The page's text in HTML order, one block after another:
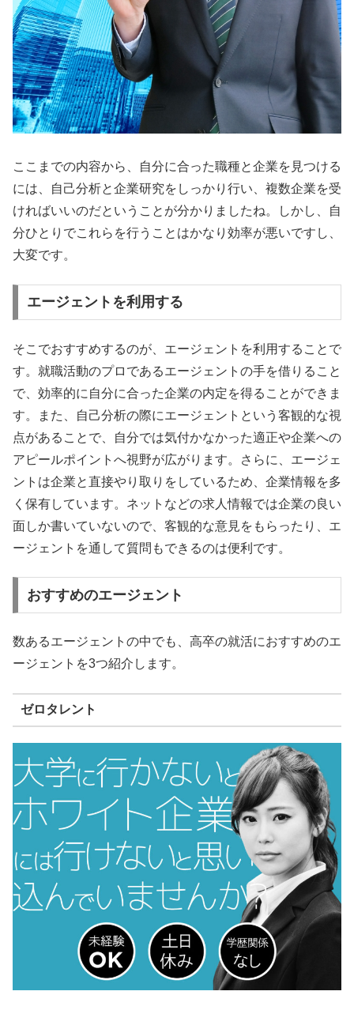
ここまでの内容から、自分に合った職種と企業を見つける
には、自己分析と企業研究をしっかり行い、複数企業を受
ければいいのだということが分かりましたね。しかし、自
分ひとりでこれらを行うことはかなり効率が悪いですし、
大変です。
エージェントを利用する
そこでおすすめするのが、エージェントを利用することで
す。就職活動のプロであるエージェントの手を借りること
で、効率的に自分に合った企業の内定を得ることができま
す。また、自己分析の際にエージェントという客観的な視
点があることで、自分では気付かなかった適正や企業への
アピールポイントへ視野が広がります。さらに、エージェ
ントは企業と直接やり取りをしているため、企業情報を多
く保有しています。ネットなどの求人情報では企業の良い
面しか書いていないので、客観的な意見をもらったり、エ
ージェントを通して質問もできるのは便利です。
おすすめのエージェント
数あるエージェントの中でも、高卒の就活におすすめのエ
ージェントを3つ紹介します。
ゼロタレント